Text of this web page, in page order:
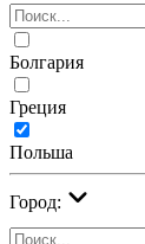
Болгария
Греция
Польша
Город: